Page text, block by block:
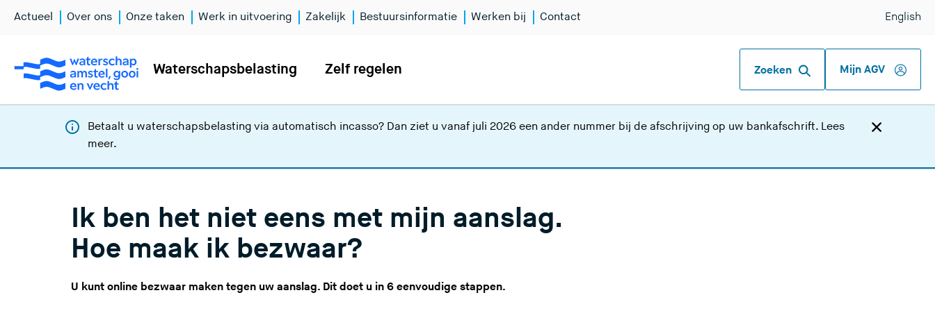
Waterschapsbelasting Zelf regelen Zoeken Mijn AGV
Actueel Over ons Onze taken Werk in uitvoering Zakelijk Bestuursinformatie Werken bij Contact English
Betaalt u waterschapsbelasting via automatisch incasso? Dan ziet u vanaf juli 2026 een ander nummer bij de afschrijving op uw bankafschrift. Lees
meer.
Ik ben het niet eens met mijn aanslag.
Hoe maak ik bezwaar?
U kunt online bezwaar maken tegen uw aanslag. Dit doet u in 6 eenvoudige stappen.